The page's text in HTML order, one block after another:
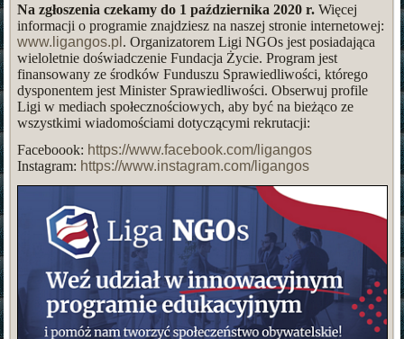
Na zgłoszenia czekamy do 1 października 2020 r. Więcej
informacji o programie znajdziesz na naszej stronie internetowej:
www.ligangos.pl . Organizatorem Ligi NGOs jest posiadająca
wieloletnie doświadczenie Fundacja Życie. Program jest
finansowany ze środków Funduszu Sprawiedliwości, którego
dysponentem jest Minister Sprawiedliwości. Obserwuj profile
Ligi w mediach społecznościowych, aby być na bieżąco ze
wszystkimi wiadomościami dotyczącymi rekrutacji:
Faceboook: https://www.facebook.com/ligangos
Instagram: https://www.instagram.com/ligangos